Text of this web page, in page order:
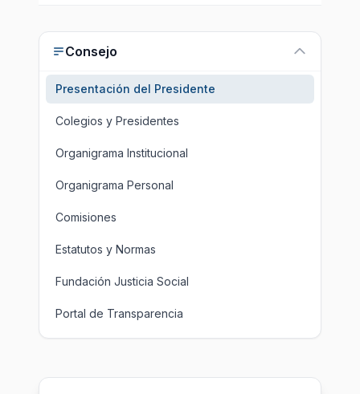
Consejo
Presentación del Presidente
Colegios y Presidentes
Organigrama Institucional
Organigrama Personal
Comisiones
Estatutos y Normas
Fundación Justicia Social
Portal de Transparencia